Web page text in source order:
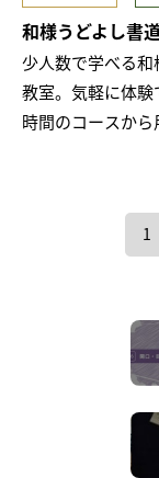
和様うどよし書
少人数で学べる和
教室。気軽に体験
時間のコースから
道」に興味があ
1